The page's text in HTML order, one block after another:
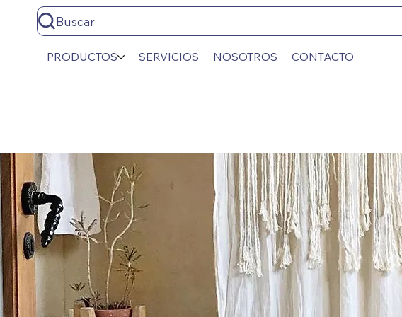
Buscar
PRODUCTOS SERVICIOS NOSOTROS CONTACTO